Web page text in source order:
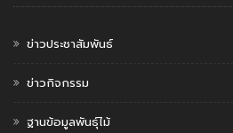
ข่าวประชาสัมพันธ์
ข่าวกิจกรรม
ฐานข้อมูลพันธุ์ไม้